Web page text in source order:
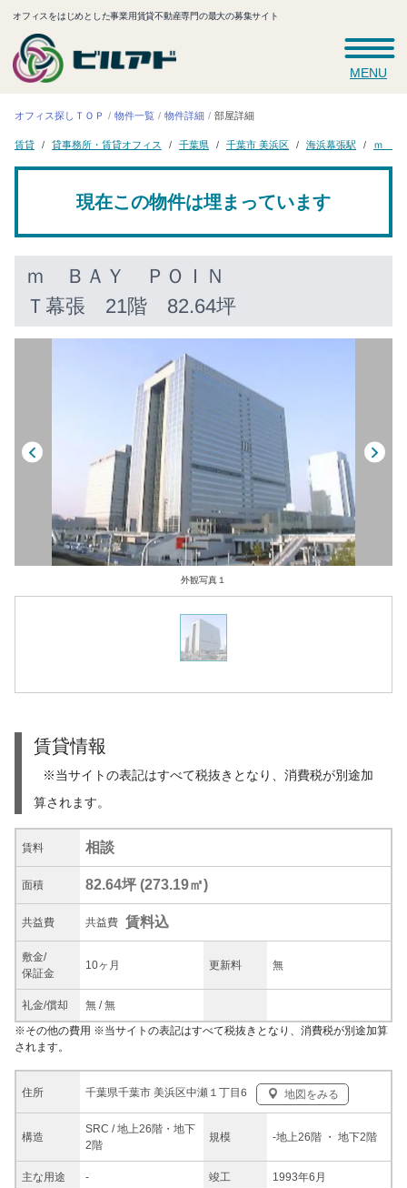
オフィスをはじめとした事業用賃貸不動産専門の最大の募集サイト
MENU
オフィス探しＴＯＰ 物件一覧 物件詳細 部屋詳細
賃貸 貸事務所・賃貸オフィス 千葉県 千葉市 美浜区 海浜幕張駅 ｍ Ｂ
現在この物件は埋まっています
ｍ ＢＡＹ ＰＯＩＮ
Ｔ幕張 21階 82.64坪
外観写真１
賃貸情報
※当サイトの表記はすべて税抜きとなり、消費税が別途加
算されます。
賃料 相談
面積 82.64坪 (273.19㎡)
共益費 共益費 賃料込
敷金/
保証金
10ヶ月 更新料 無
礼金/償却 無 /無
住所 千葉県千葉市 美浜区中瀬１丁目6 地図をみる
構造
SRC / 地上26階・地下
2階
規模 -地上26階 ・ 地下2階
主な用途 - 竣工 1993年6月
※その他の費用 ※当サイトの表記はすべて税抜きとなり、消費税が別途加算
されます。